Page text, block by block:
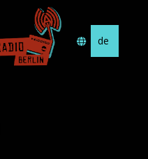
auswählen